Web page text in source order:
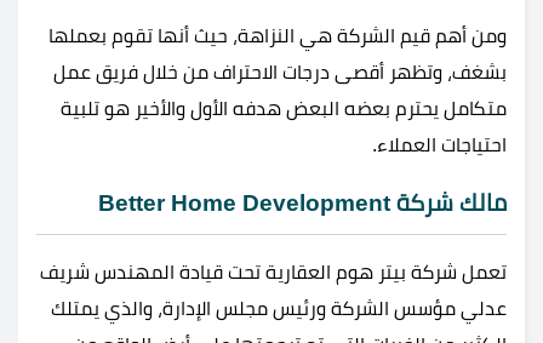
ومن أهم قيم الشركة هي النزاهة، حيث أنها تقوم بعملها
بشغف، وتظهر أقصى درجات الاحتراف من خلال فريق عمل
متكامل يحترم بعضه البعض هدفه الأول والأخير هو تلبية
احتياجات العملاء.
مالك شركة Better Home Development
تعمل شركة بيتر هوم العقارية تحت قيادة المهندس شريف
عدلي مؤسس الشركة ورئيس مجلس الإدارة، والذي يمتلك